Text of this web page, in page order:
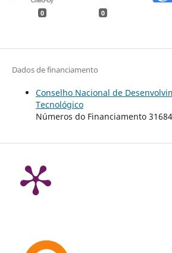
0 0
Dados de financiamento
Conselho Nacional de
Tecnológico
Números do Financiamento